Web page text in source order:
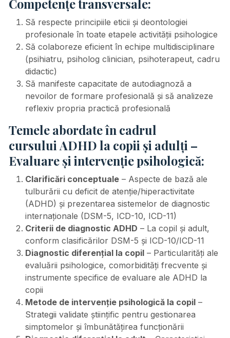
Competențe transversale:
Să respecte principiile eticii și deontologiei
profesionale în toate etapele activității psihologice
Să colaboreze eficient în echipe multidisciplinare
(psihiatru, psiholog clinician, psihoterapeut, cadru
didactic)
Să manifeste capacitate de autodiagnoză a
nevoilor de formare profesională și să analizeze
reflexiv propria practică profesională
Temele abordate în cadrul
cursului ADHD la copii și adulți –
Evaluare și intervenție psihologică:
Clarificări conceptuale – Aspecte de bază ale
tulburării cu deficit de atenție/hiperactivitate
(ADHD) și prezentarea sistemelor de diagnostic
internaționale (DSM-5, ICD-10, ICD-11)
Criterii de diagnostic ADHD – La copil și adult,
conform clasificărilor DSM-5 și ICD-10/ICD-11
Diagnostic diferențial la copil – Particularități ale
evaluării psihologice, comorbidități frecvente și
instrumente specifice de evaluare ale ADHD la
copii
Metode de intervenție psihologică la copil –
Strategii validate științific pentru gestionarea
simptomelor și îmbunătățirea funcționării